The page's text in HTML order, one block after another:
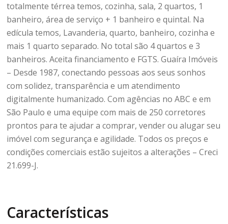
totalmente térrea temos, cozinha, sala, 2 quartos, 1
banheiro, área de serviço + 1 banheiro e quintal. Na
edícula temos, Lavanderia, quarto, banheiro, cozinha e
mais 1 quarto separado. No total são 4 quartos e 3
banheiros. Aceita financiamento e FGTS. Guaíra Imóveis
– Desde 1987, conectando pessoas aos seus sonhos
com solidez, transparência e um atendimento
digitalmente humanizado. Com agências no ABC e em
São Paulo e uma equipe com mais de 250 corretores
prontos para te ajudar a comprar, vender ou alugar seu
imóvel com segurança e agilidade. Todos os preços e
condições comerciais estão sujeitos a alterações – Creci
21.699-J.
Características